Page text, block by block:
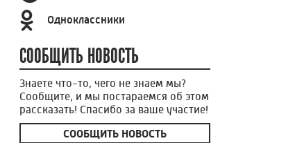
Одноклассники
СООБЩИТЬ НОВОСТЬ
Знаете что-то, чего не знаем мы?
Сообщите, и мы постараемся об этом
рассказать! Спасибо за ваше участие!
СООБЩИТЬ НОВОСТЬ